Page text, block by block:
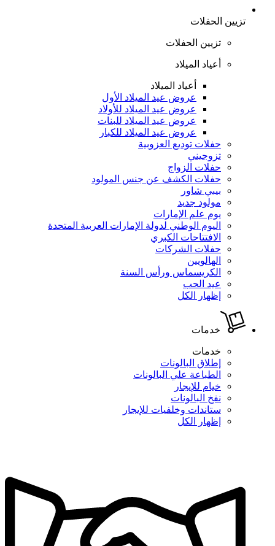
تزيين الحفلات
تزيين الحفلات
أعياد الميلاد
أعياد الميلاد
عروض عيد الميلاد الأول
عروض عيد الميلاد للأولاد
عروض عيد الميلاد للبنات
عروض عيد الميلاد للكبار
حفلات توديع العزوبية
تزوجيني
حفلات الزواج
حفلات الكشف عن جنس المولود
بيبي شاور
مولود جديد
يوم علم الإمارات
اليوم الوطني لدولة الإمارات العربية المتحدة
الافتتاحات الكبري
حفلات الشركات
الهالويين
الكريسماس ورأس السنة
عيد الحب
إظهار الكل
خدمات
خدمات
إطلاق البالونات
الطباعة علي البالونات
خيام للإيجار
نفخ البالونات
ستاندات وخلفيات للإيجار
إظهار الكل